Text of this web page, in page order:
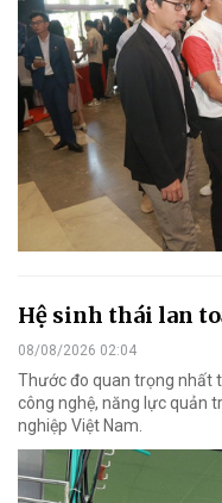
Hệ sinh thái lan
08/08/2026 02:04
Thước đo quan trọng nhất
công nghệ, năng lực quản
nghiệp Việt Nam.